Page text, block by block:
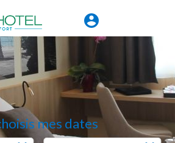
mes dates